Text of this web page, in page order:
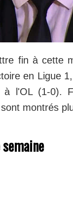
fin à cette
en Ligue
à l'OL (1-0).
montrés